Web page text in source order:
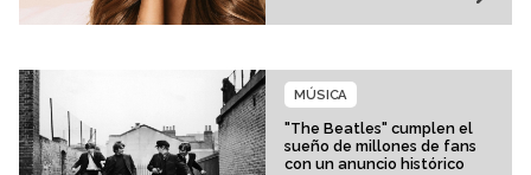
"The Beatles" cumplen el
sueño de millones de fans
con un anuncio histórico
MÚSICA